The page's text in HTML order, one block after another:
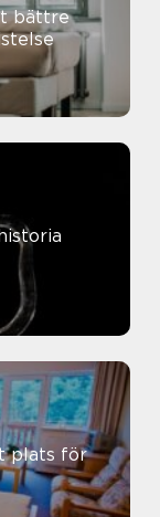
bättre
plats för